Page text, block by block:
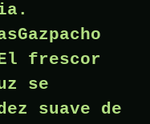
frescor
se
suave de